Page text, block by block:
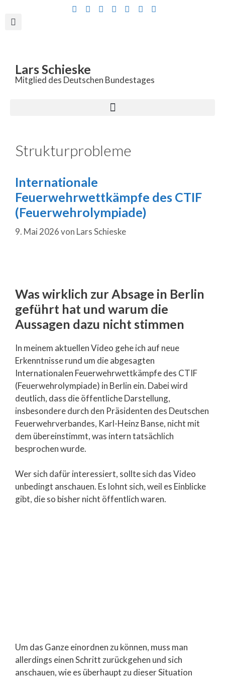
Lars Schieske
Mitglied des Deutschen Bundestages
Strukturprobleme
Internationale
Feuerwehrwettkämpfe des CTIF
(Feuerwehrolympiade)
9. Mai 2026von Lars Schieske
Was wirklich zur Absage in Berlin
geführt hat und warum die
Aussagen dazu nicht stimmen
In meinem aktuellen Video gehe ich auf neue
Erkenntnisse rund um die abgesagten
Internationalen Feuerwehrwettkämpfe des CTIF
(Feuerwehrolympiade) in Berlin ein. Dabei wird
deutlich, dass die öffentliche Darstellung,
insbesondere durch den Präsidenten des Deutschen
Feuerwehrverbandes, Karl-Heinz Banse, nicht mit
dem übereinstimmt, was intern tatsächlich
besprochen wurde.
Wer sich dafür interessiert, sollte sich das Video
unbedingt anschauen. Es lohnt sich, weil es Einblicke
gibt, die so bisher nicht öffentlich waren.
Um das Ganze einordnen zu können, muss man
allerdings einen Schritt zurückgehen und sich
anschauen, wie es überhaupt zu dieser Situation